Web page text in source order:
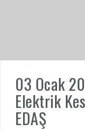
03 Ocak
Elektrik
EDAŞ